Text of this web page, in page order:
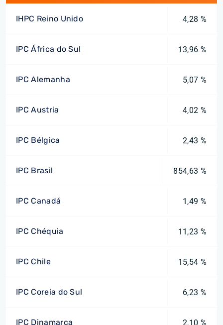
IHPC Reino Unido 4,28 %
IPC África do Sul 13,96 %
IPC Alemanha 5,07 %
IPC Austria 4,02 %
IPC Bélgica 2,43 %
IPC Brasil 854,63 %
IPC Canadá 1,49 %
IPC Chéquia 11,23 %
IPC Chile 15,54 %
IPC Coreia do Sul 6,23 %
IPC Dinamarca 2,10 %